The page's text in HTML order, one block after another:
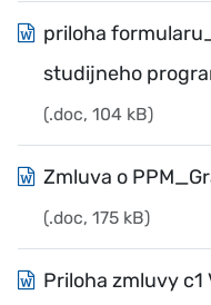
priloha
studijneho
(.doc, 104 kB)
Zmluva o
(.doc, 175 kB)
Priloha zmluvy c1